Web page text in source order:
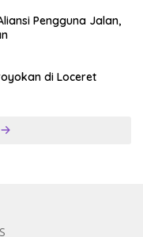
Pengguna Jalan,
di Loceret